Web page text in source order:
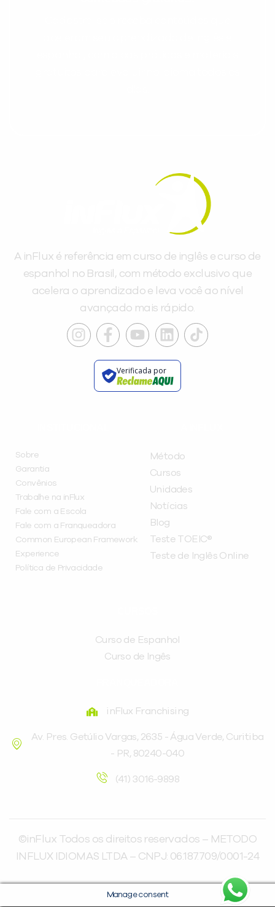
A inFlux é referência em curso de inglês e curso de
espanhol no Brasil, com método exclusivo que
acelera o aprendizado e leva você ao nível
avançado mais rápido.
Verificada por
Sobre
Garantia
Convênios
Trabalhe na inFlux
Fale com a Escola
Fale com a Franqueadora
Common European Framework
Experience
Política de Privacidade
Método
Cursos
Unidades
Notícias
Blog
Teste TOEIC®
Teste de Inglês Online
Curso de Espanhol
Curso de Ingês
inFlux Franchising
Av. Pres. Getúlio Vargas, 2635 - Água Verde, Curitiba
- PR, 80240-040
(41) 3016-9898
©inFlux Todos os direitos reservados – METODO
INFLUX IDIOMAS LTDA – CNPJ: 06.187.709/0001-24
Manage consent